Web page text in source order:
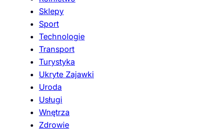
Sklepy
Sport
Technologie
Transport
Turystyka
Ukryte Zajawki
Uroda
Usługi
Wnętrza
Zdrowie